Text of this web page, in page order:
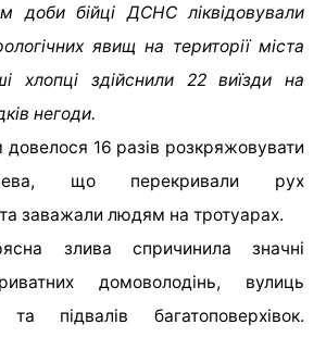
доби бійці ДСНС ліквідовували
явищ на території міста
хлопці здійснили 22 виїзди на
негоди.
16 разів розкряжовувати
що перекривали рух
заважали людям на тротуарах.
злива спричинила значні
домоволодінь, вулиць
підвалів багатоповерхівок.